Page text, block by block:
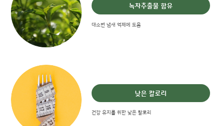
녹차추출물 함유
대소변 냄새 억제에 도움
낮은 칼로리
건강 유지를 위한 낮은 칼로리